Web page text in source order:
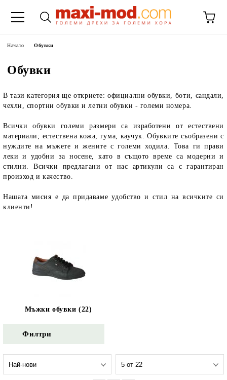
Начало Обувки
Обувки
В тази категория ще откриете: официални обувки, боти, сандали,
чехли, спортни обувки и летни обувки - големи номера.
Всички обувки големи размери са изработени от естествени
материали; естествена кожа, гума, каучук. Обувките съобразени с
нуждите на мъжете и жените с големи ходила. Това ги прави
леки и удобни за носене, като в същото време са модерни и
стилни. Всички предлагани от нас артикули са с гарантиран
произход и качество.
Нашата мисия е да придаваме удобство и стил на всичките си
клиенти!
Мъжки обувки (22)
Филтри